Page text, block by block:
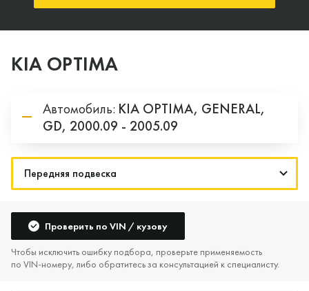
KIA OPTIMA
Автомобиль: KIA OPTIMA, GENERAL,
GD, 2000.09 - 2005.09
Проверить по VIN / кузову
Чтобы исключить ошибку подбора, проверьте применяемость
по VIN‑номеру, либо обратитесь за консультацией к специалисту.